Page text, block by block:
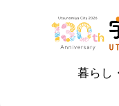
暮らし